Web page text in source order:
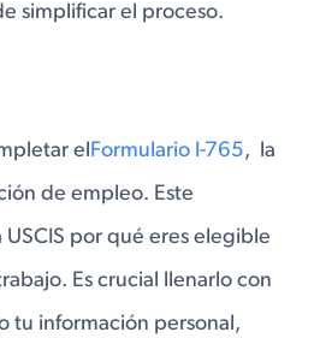
simplificar el proceso.
elFormulario I-765, la
de empleo. Este
por qué eres elegible
Es crucial llenarlo con
tu información personal,